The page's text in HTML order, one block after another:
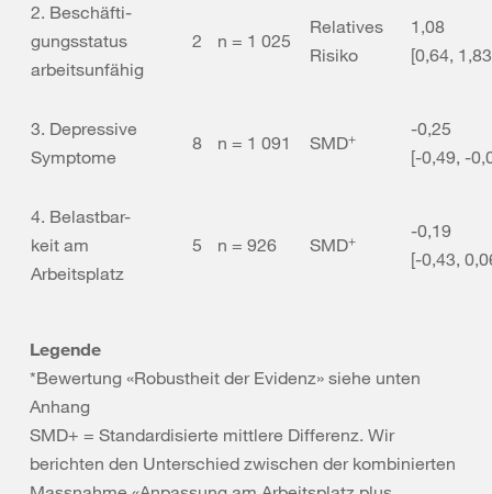
2. Beschäfti-
gungsstatus
arbeitsunfähig
2 n = 1 025
Relatives
Risiko
1,08
[0,64,
3. Depressive
Symptome
8 n = 1 091 SMD+
-0,25
[-0,49, -
4. Belastbar-
keit am
Arbeitsplatz
5 n = 926 SMD+
-0,19
[-0,43,
Legende
*Bewertung «Robustheit der Evidenz» siehe unten
Anhang
SMD+ = Standardisierte mittlere Differenz. Wir
berichten den Unterschied zwischen der kombinierten